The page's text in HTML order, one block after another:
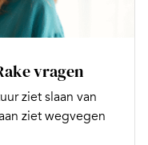
vragen
ziet slaan van
ziet wegvegen